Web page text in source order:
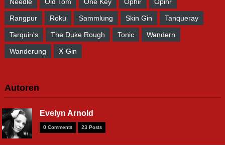
Needle Old Tom One Key Ophir Opihr
Rangpur Roku Sammlung Skin Gin Tanqueray
Tarquin's The Duke Rough Tonic Wandern
Wanderung X-Gin
Autoren
Evelyn Arnold
0 Comments 23 Posts